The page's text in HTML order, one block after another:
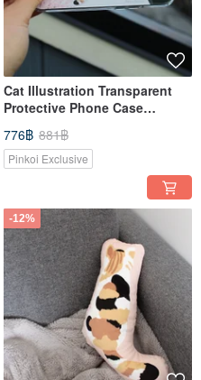
Cat Illustration Transparent
Protective Phone Case
(Compatible with All iPhone
Series)
776฿ 881฿
Pinkoi Exclusive
-12%